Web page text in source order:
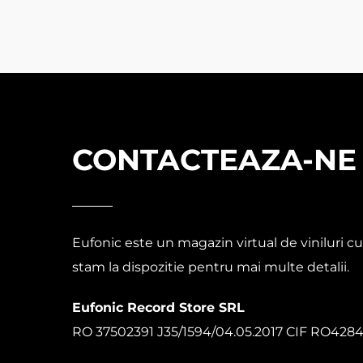
CONTACTEAZA-NE
Eufonic este un magazin virtual de viniluri cu
stam la dispozitie pentru mai multe detalii.
Eufonic Record Store SRL
RO 37502391 J35/1594/04.05.2017 CIF